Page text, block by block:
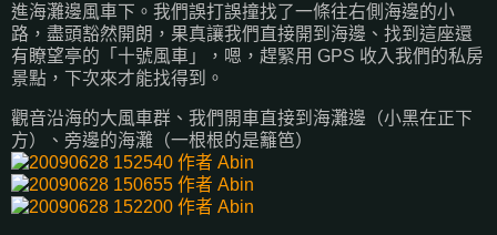
進海灘邊風車下。我們誤打誤撞找了一條往右側海邊的小
路，盡頭豁然開朗，果真讓我們直接開到海邊、找到這座還
有瞭望亭的「十號風車」，嗯，趕緊用 GPS 收入我們的私房
景點，下次來才能找得到。
觀音沿海的大風車群、我們開車直接到海灘邊（小黑在正下
方）、旁邊的海灘（一根根的是籬笆）